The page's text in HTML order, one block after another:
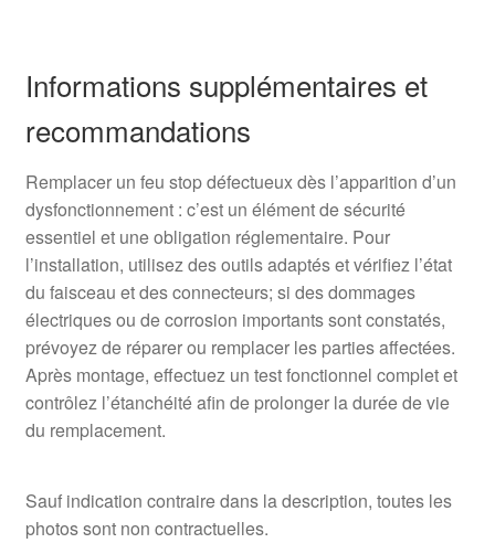
Informations supplémentaires et
recommandations
Remplacer un feu stop défectueux dès l’apparition d’un
dysfonctionnement : c’est un élément de sécurité
essentiel et une obligation réglementaire. Pour
l’installation, utilisez des outils adaptés et vérifiez l’état
du faisceau et des connecteurs; si des dommages
électriques ou de corrosion importants sont constatés,
prévoyez de réparer ou remplacer les parties affectées.
Après montage, effectuez un test fonctionnel complet et
contrôlez l’étanchéité afin de prolonger la durée de vie
du remplacement.
Sauf indication contraire dans la description, toutes les
photos sont non contractuelles.